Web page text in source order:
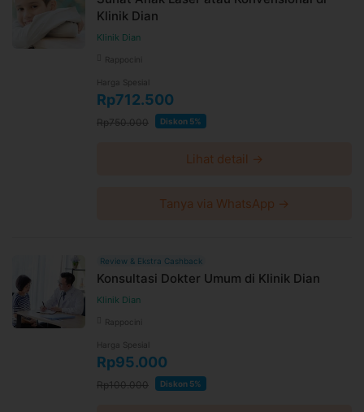
Klinik Dian
Klinik Dian
Rappocini
Harga Spesial
Rp712.500
Rp750.000 Diskon 5%
Lihat detail →
Tanya via WhatsApp →
Review & Ekstra Cashback
Konsultasi Dokter Umum di Klinik Dian
Klinik Dian
Rappocini
Harga Spesial
Rp95.000
Rp100.000 Diskon 5%